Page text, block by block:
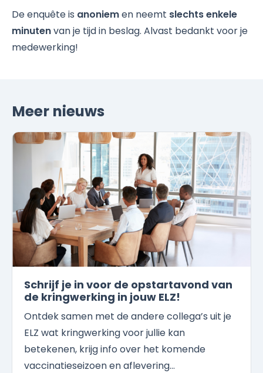
De enquête is anoniemen neemt slechts enkele
minutenvan je tijd in beslag. Alvast bedankt voor je
medewerking!
Meer nieuws
Schrijf je in voor de opstartavond van
de kringwerking in jouw ELZ!
Ontdek samen met de andere collega’s uit je
ELZ wat kringwerking voor jullie kan
betekenen, krijg info over het komende
vaccinatieseizoen en aflevering...